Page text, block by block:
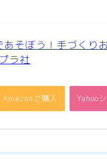
そぼう！手づくり
ラ社
Amazonで購入 Yahoo